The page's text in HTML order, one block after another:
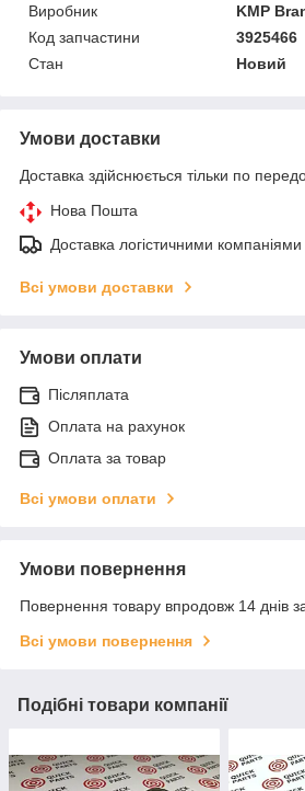
Виробник
KMP
Код запчастини
3925466
Стан
Новий
Умови доставки
Доставка здійснюється тільки по
Нова Пошта
Доставка логістичними компаніями
Всі умови доставки
Умови оплати
Післяплата
Оплата на рахунок
Оплата за товар
Всі умови оплати
Умови повернення
Повернення товару впродовж 14 днів
Всі умови повернення
Подібні товари компанії